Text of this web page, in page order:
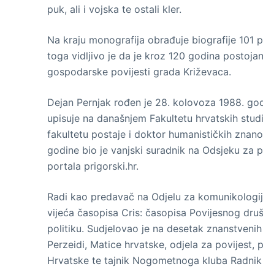
puk, ali i vojska te ostali kler.
Na kraju monografija obrađuje biografije 101
toga vidljivo je da je kroz 120 godina
gospodarske povijesti grada Križevaca.
Dejan Pernjak rođen je 28. kolovoza 1988.
upisuje na današnjem Fakultetu hrvatskih
fakultetu postaje i doktor humanističkih
godine bio je vanjski suradnik na Odsjeku za
portala prigorski.hr.
Radi kao predavač na Odjelu za
vijeća časopisa Cris: časopisa Povijesnog
politiku. Sudjelovao je na desetak
Perzeidi, Matice hrvatske, odjela za povijest,
Hrvatske te tajnik Nogometnoga kluba